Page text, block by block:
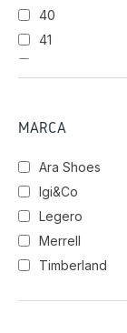
40
41
MARCA
Ara Shoes
Igi&Co
Legero
Merrell
Timberland